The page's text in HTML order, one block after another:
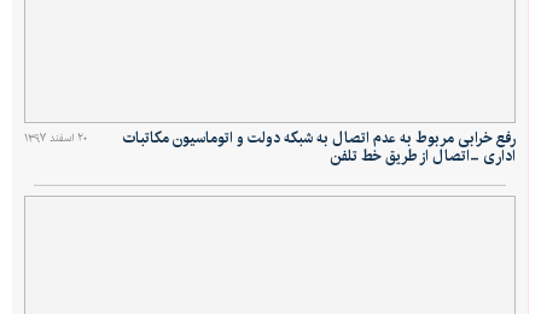
۲۰ اسفند ۱۳۹۷ رفع خرابی مربوط به عدم اتصال به شبکه دولت و اتوماسیون مکاتبات
اداری -اتصال از طریق خط تلفن